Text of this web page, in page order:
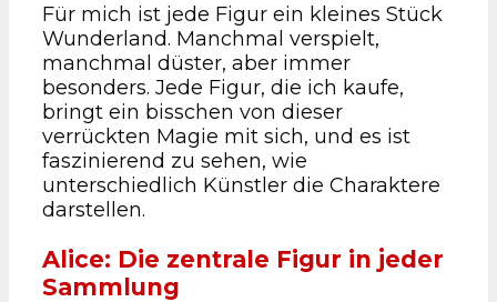
Für mich ist jede Figur ein kleines Stück
Wunderland. Manchmal verspielt,
manchmal düster, aber immer
besonders. Jede Figur, die ich kaufe,
bringt ein bisschen von dieser
verrückten Magie mit sich, und es ist
faszinierend zu sehen, wie
unterschiedlich Künstler die Charaktere
darstellen.
Alice: Die zentrale Figur in jeder
Sammlung